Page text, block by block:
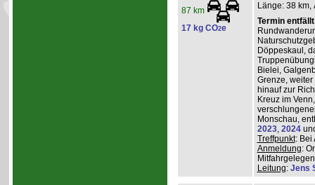
87 km
17 kg CO2e
Länge: 38 km,
Termin
Döppeskaul,
Bielei,
Grenze,
hinauf zur
Kreuz im
Monschau,
2023, 2024
Treffpunkt: Bei
Anmeldung:
Leitung: Jens